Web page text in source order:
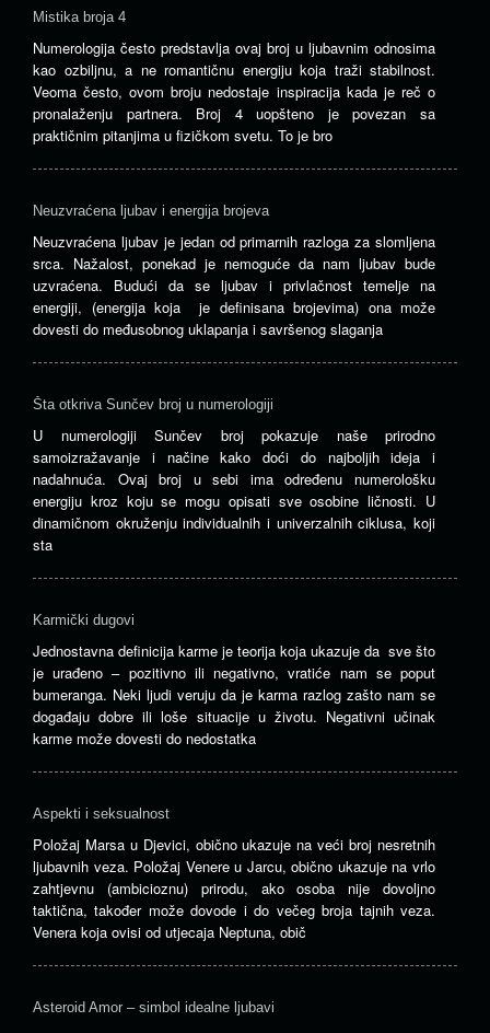
Mistika broja 4
Numerologija često predstavlja ovaj broj u ljubavnim odnosima
kao ozbiljnu, a ne romantičnu energiju koja traži stabilnost.
Veoma često, ovom broju nedostaje inspiracija kada je reč o
pronalaženju partnera. Broj 4 uopšteno je povezan sa
praktičnim pitanjima u fizičkom svetu. To je bro
Neuzvraćena ljubav i energija brojeva
Neuzvraćena ljubav je jedan od primarnih razloga za slomljena
srca. Nažalost, ponekad je nemoguće da nam ljubav bude
uzvraćena. Budući da se ljubav i privlačnost temelje na
energiji, (energija koja je definisana brojevima) ona može
dovesti do međusobnog uklapanja i savršenog slaganja
Šta otkriva Sunčev broj u numerologiji
U numerologiji Sunčev broj pokazuje naše prirodno
samoizražavanje i načine kako doći do najboljih ideja i
nadahnuća. Ovaj broj u sebi ima određenu numerološku
energiju kroz koju se mogu opisati sve osobine ličnosti. U
dinamičnom okruženju individualnih i univerzalnih ciklusa, koji
sta
Karmički dugovi
Jednostavna definicija karme je teorija koja ukazuje da sve što
je urađeno – pozitivno ili negativno, vratiće nam se poput
bumeranga. Neki ljudi veruju da je karma razlog zašto nam se
događaju dobre ili loše situacije u životu. Negativni učinak
karme može dovesti do nedostatka
Aspekti i seksualnost
Položaj Marsa u Djevici, obično ukazuje na veći broj nesretnih
ljubavnih veza. Položaj Venere u Jarcu, obično ukazuje na vrlo
zahtjevnu (ambicioznu) prirodu, ako osoba nije dovoljno
taktična, također može dovode i do večeg broja tajnih veza.
Venera koja ovisi od utjecaja Neptuna, obič
Asteroid Amor – simbol idealne ljubavi